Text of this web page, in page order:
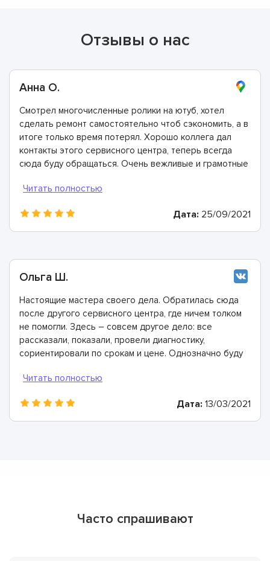
Отзывы о нас
Анна О.
Смотрел многочисленные ролики на ютуб, хотел
сделать ремонт самостоятельно чтоб сэкономить, а в
итоге только время потерял. Хорошо коллега дал
контакты этого сервисного центра, теперь всегда
сюда буду обращаться. Очень вежливые и грамотные
гарантию.
Дата: 25/09/2021
Ольга Ш.
Настоящие мастера своего дела. Обратилась сюда
после другого сервисного центра, где ничем толком
не помогли. Здесь – совсем другое дело: все
рассказали, показали, провели диагностику,
сориентировали по срокам и цене. Однозначно буду
Дата: 13/03/2021
Часто спрашивают